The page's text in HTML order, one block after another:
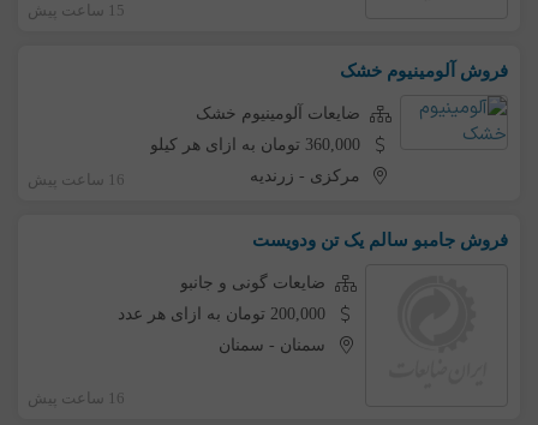
15 ساعت پیش
فروش آلومینیوم خشک
ضایعات آلومینیوم خشک
360,000 تومان به ازای هر کیلو
مرکزی - زرندیه 16 ساعت پیش
فروش جامبو سالم یک تن ودویست
ضایعات گونی و جانبو
200,000 تومان به ازای هر عدد
سمنان - سمنان
16 ساعت پیش